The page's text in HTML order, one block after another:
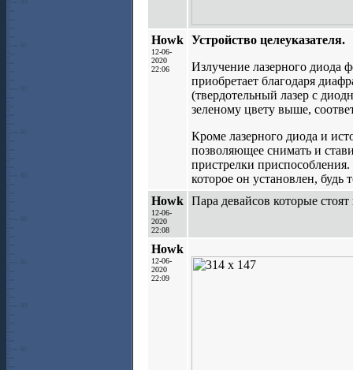
Howk
12-06-
2020
22:06
Устройство целеуказателя.
Излучение лазерного диода
приобретает благодаря
(твердотельный лазер с
зеленому цвету выше,
Кроме лазерного диода и
позволяющее снимать и
пристрелки
которое он установлен,
Howk
12-06-
2020
22:08
Пара девайсов которые
Howk
12-06-
2020
22:09